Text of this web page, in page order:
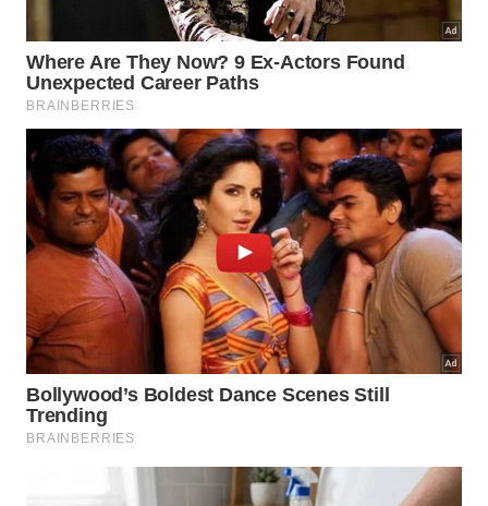
Como garantir a durabilidade do fio
sem uma chaira?
A ausência de equipamentos profissionais não deve
ser um impedimento para quem busca excelência no
momento de servir seus amigos e familiares. A
substituição por materiais alternativos exige apenas
um olhar atento sobre as propriedades físicas dos
objetos que nos cercam diariamente. Ao entender
como o aço interage com diferentes texturas, você
se torna capaz de improvisar soluções inteligentes
que mantêm a qualidade do serviço em qualquer
situação.
Além do uso da cerâmica
das peças é o fator que mais influencia na
permanência do gume por longos períodos de